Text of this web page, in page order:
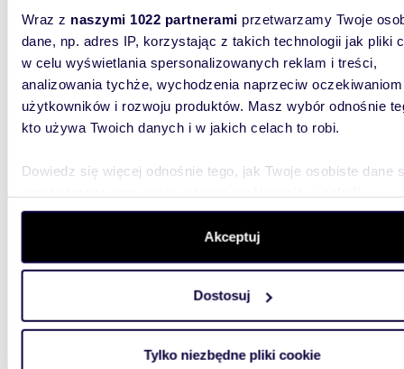
Wraz z naszymi 1022 partnerami przetwarzamy Twoje
dane, np. adres IP, korzystając z takich technologii jak pliki
w celu wyświetlania spersonalizowanych reklam i treści,
analizowania tychże, wychodzenia naprzeciw oczekiwaniom
użytkowników i rozwoju produktów. Masz wybór odnośnie
kto używa Twoich danych i w jakich celach to robi.
Dowiedz się więcej odnośnie tego, jak Twoje osobiste dane
szczegółów. W Deklaracji plików cookie możesz zmienić
wycofać swoją zgodę w dowolnej chwili.
aby oferować funkcje społecznościowe i analizować ruch w
witrynie. Informacje o tym, jak korzystasz z naszej witryny,
analitycznym. Partnerzy mogą połączyć te informacje z
Akceptuj
Dostosuj
Tylko niezbędne pliki cookie
Do sprzedania przestronne 3-pokojowe
415
36m